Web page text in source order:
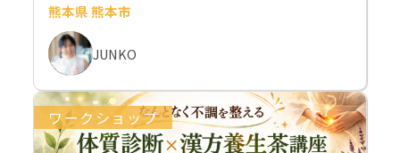
熊本県 熊本市
JUNKO
ワークショップ